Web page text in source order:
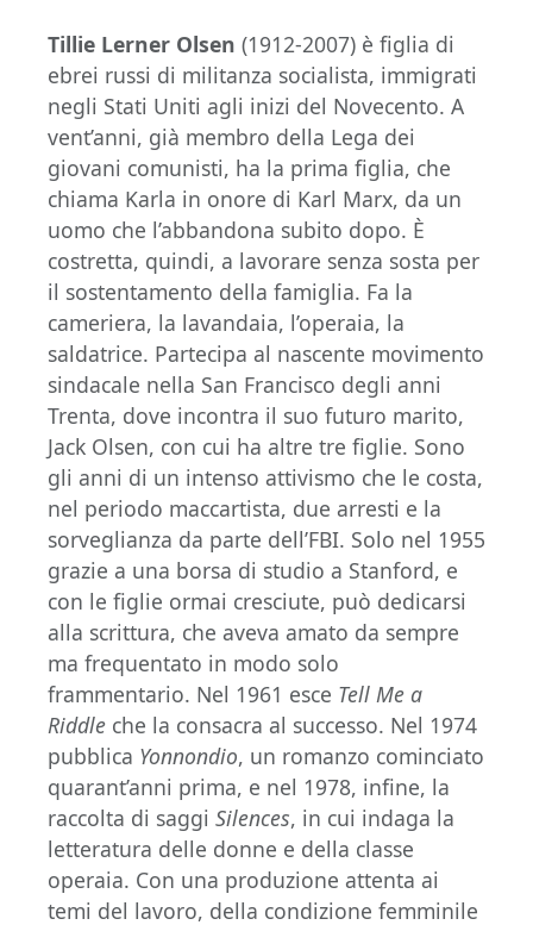
Tillie Lerner Olsen (1912-2007) è figlia di
ebrei russi di militanza socialista, immigrati
negli Stati Uniti agli inizi del Novecento. A
vent’anni, già membro della Lega dei
giovani comunisti, ha la prima figlia, che
chiama Karla in onore di Karl Marx, da un
uomo che l’abbandona subito dopo. È
costretta, quindi, a lavorare senza sosta per
il sostentamento della famiglia. Fa la
cameriera, la lavandaia, l’operaia, la
saldatrice. Partecipa al nascente movimento
sindacale nella San Francisco degli anni
Trenta, dove incontra il suo futuro marito,
Jack Olsen, con cui ha altre tre figlie. Sono
gli anni di un intenso attivismo che le costa,
nel periodo maccartista, due arresti e la
sorveglianza da parte dell’FBI. Solo nel 1955
grazie a una borsa di studio a Stanford, e
con le figlie ormai cresciute, può dedicarsi
alla scrittura, che aveva amato da sempre
ma frequentato in modo solo
frammentario. Nel 1961 esce Tell Me a
Riddle che la consacra al successo. Nel 1974
pubblica Yonnondio, un romanzo cominciato
quarant’anni prima, e nel 1978, infine, la
raccolta di saggi Silences, in cui indaga la
letteratura delle donne e della classe
operaia. Con una produzione attenta ai
temi del lavoro, della condizione femminile